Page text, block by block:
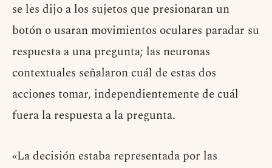
se les dijo a los sujetos que presionaran un
botón o usaran movimientos oculares paradar su
respuesta a una pregunta; las neuronas
contextuales señalaron cuál de estas dos
acciones tomar, independientemente de cuál
fuera la respuesta a la pregunta.
«La decisión estaba representada por las